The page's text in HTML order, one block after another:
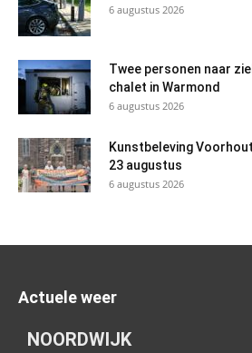
6 augustus 2026
Twee personen naar
chalet in Warmond
6 augustus 2026
Kunstbeleving
23 augustus
6 augustus 2026
Actuele weer
NOORDWIJK